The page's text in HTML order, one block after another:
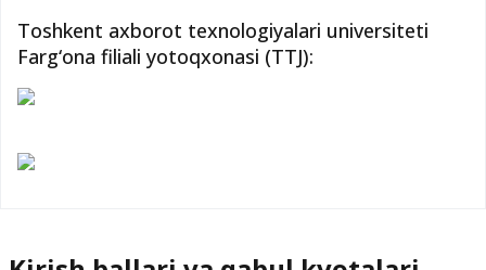
Toshkent axborot texnologiyalari universiteti
Farg‘ona filiali yotoqxonasi (TTJ):